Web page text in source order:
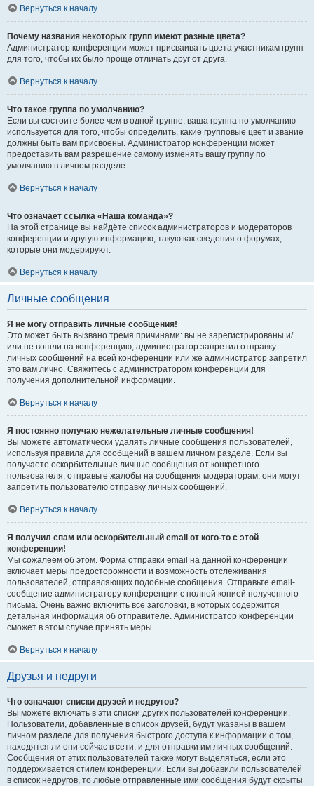
Вернуться к началу
Почему названия некоторых групп имеют разные цвета?
Администратор конференции может присваивать цвета участникам групп
для того, чтобы их было проще отличать друг от друга.
Вернуться к началу
Что такое группа по умолчанию?
Если вы состоите более чем в одной группе, ваша группа по умолчанию
используется для того, чтобы определить, какие групповые цвет и звание
должны быть вам присвоены. Администратор конференции может
предоставить вам разрешение самому изменять вашу группу по
умолчанию в личном разделе.
Вернуться к началу
Что означает ссылка «Наша команда»?
На этой странице вы найдёте список администраторов и модераторов
конференции и другую информацию, такую как сведения о форумах,
которые они модерируют.
Вернуться к началу
Личные сообщения
Я не могу отправить личные сообщения!
Это может быть вызвано тремя причинами: вы не зарегистрированы и/
или не вошли на конференцию, администратор запретил отправку
личных сообщений на всей конференции или же администратор запретил
это вам лично. Свяжитесь с администратором конференции для
получения дополнительной информации.
Вернуться к началу
Я постоянно получаю нежелательные личные сообщения!
Вы можете автоматически удалять личные сообщения пользователей,
используя правила для сообщений в вашем личном разделе. Если вы
получаете оскорбительные личные сообщения от конкретного
пользователя, отправьте жалобы на сообщения модераторам; они могут
запретить пользователю отправку личных сообщений.
Вернуться к началу
Я получил спам или оскорбительный email от кого-то с этой
конференции!
Мы сожалеем об этом. Форма отправки email на данной конференции
включает меры предосторожности и возможность отслеживания
пользователей, отправляющих подобные сообщения. Отправьте email-
сообщение администратору конференции с полной копией полученного
письма. Очень важно включить все заголовки, в которых содержится
детальная информация об отправителе. Администратор конференции
сможет в этом случае принять меры.
Вернуться к началу
Друзья и недруги
Что означают списки друзей и недругов?
Вы можете включать в эти списки других пользователей конференции.
Пользователи, добавленные в список друзей, будут указаны в вашем
личном разделе для получения быстрого доступа к информации о том,
находятся ли они сейчас в сети, и для отправки им личных сообщений.
Сообщения от этих пользователей также могут выделяться, если это
поддерживается стилем конференции. Если вы добавили пользователей
в список недругов, то любые отправленные ими сообщения будут скрыты